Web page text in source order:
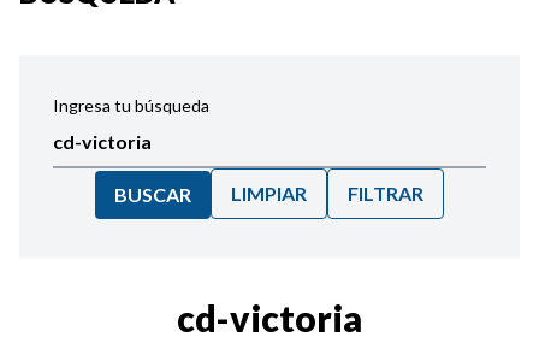
Ingresa tu búsqueda
BUSCAR LIMPIAR FILTRAR
cd-victoria